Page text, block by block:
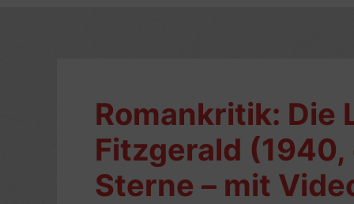
Romankritik: Die
Fitzgerald (1940,
Sterne – mit